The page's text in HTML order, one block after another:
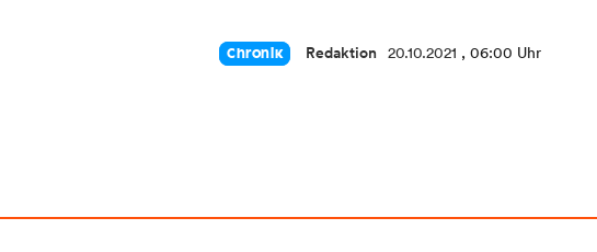
Chronik Redaktion 20.10.2021 , 06:00 Uhr